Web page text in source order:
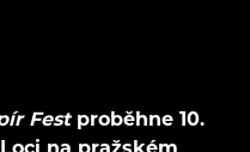
Festproběhne 10.